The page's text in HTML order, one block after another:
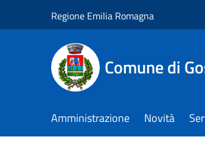
Regione Emilia Romagna
Comune di
Amministrazione Novità